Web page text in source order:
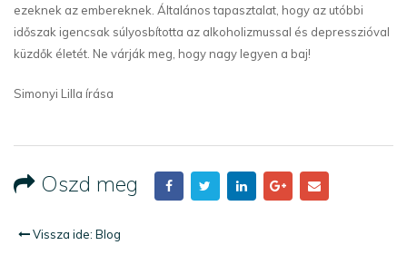
ezeknek az embereknek. Általános tapasztalat, hogy az utóbbi
időszak igencsak súlyosbította az alkoholizmussal és depresszióval
küzdők életét. Ne várják meg, hogy nagy legyen a baj!
Simonyi Lilla írása
Oszd meg
Vissza ide: Blog